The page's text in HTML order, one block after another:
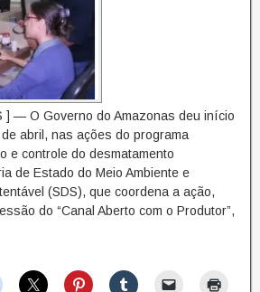
] — O Governo do Amazonas deu início
abril, nas ações do programa
e controle do desmatamento
de Estado do Meio Ambiente e
(SDS), que coordena a ação,
do “Canal Aberto com o Produtor”,